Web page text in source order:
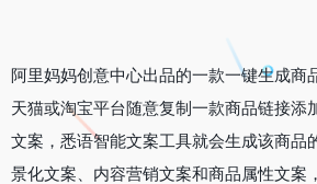
阿里妈妈创意中心出品的一款一键生成商
天猫或淘宝平台随意复制一款商品链接添
文案，悉语智能文案工具就会生成该商品
景化文案、内容营销文案和商品属性文案